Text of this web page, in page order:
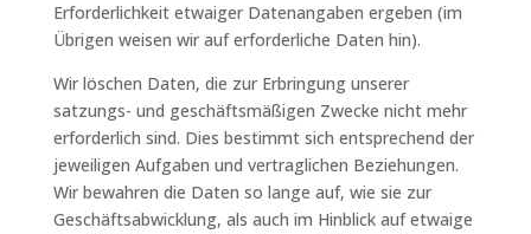
Erforderlichkeit etwaiger Datenangaben ergeben (im
Übrigen weisen wir auf erforderliche Daten hin).
Wir löschen Daten, die zur Erbringung unserer
satzungs- und geschäftsmäßigen Zwecke nicht mehr
erforderlich sind. Dies bestimmt sich entsprechend der
jeweiligen Aufgaben und vertraglichen Beziehungen.
Wir bewahren die Daten so lange auf, wie sie zur
Geschäftsabwicklung, als auch im Hinblick auf etwaige